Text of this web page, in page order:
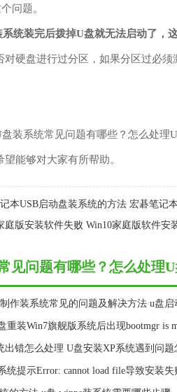
问题。
系统装完后拨掉U盘就无法启动了，
对硬盘进行过分区，如果分区过必
系统常见问题有哪些？怎么处理U
能够对大家有所帮助。
本USB启动盘装系统的方法 宏碁笔记
庭版安装软件失败 Win10家庭版软件安
见问题有哪些？怎么处理
出错怎么处理 U盘安装XP系统遇到问题